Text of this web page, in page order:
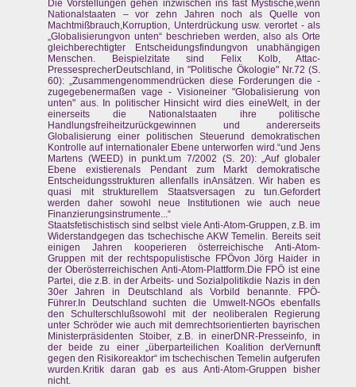
Die Vorstellungen gehen inzwischen ins fast Mystische,wenn
Nationalstaaten – vor zehn Jahren noch als Quelle von
Machtmißbrauch,Korruption, Unterdrückung usw. verortet - als
„Globalisierungvon unten“ beschrieben werden, also als Orte
gleichberechtigter Entscheidungsfindungvon unabhängigen
Menschen. Beispielzitate sind Felix Kolb, Attac-
PressesprecherDeutschland, in "Politische Ökologie" Nr.72 (S.
60): „Zusammengenommendrücken diese Forderungen die -
zugegebenermaßen vage - Visioneiner "Globalisierung von
unten" aus. In politischer Hinsicht wird dies eineWelt, in der
einerseits die Nationalstaaten ihre politische
Handlungsfreiheitzurückgewinnen und andererseits
Globalisierung einer politischen Steuerund demokratischen
Kontrolle auf internationaler Ebene unterworfen wird.“und Jens
Martens (WEED) in punkt.um 7/2002 (S. 20): „Auf globaler
Ebene existierenals Pendant zum Markt demokratische
Entscheidungsstrukturen allenfalls inAnsätzen. Wir haben es
quasi mit strukturellem Staatsversagen zu tun.Gefordert
werden daher sowohl neue Institutionen wie auch neue
Finanzierungsinstrumente...“
Staatsfetischistisch sind selbst viele Anti-Atom-Gruppen, z.B. im
Widerstandgegen das tschechische AKW Temelin. Bereits seit
einigen Jahren kooperieren österreichische Anti-Atom-
Gruppen mit der rechtspopulistische FPÖvon Jörg Haider in
der Oberösterreichischen Anti-Atom-Plattform.Die FPÖ ist eine
Partei, die z.B. in der Arbeits- und Sozialpolitikdie Nazis in den
30er Jahren in Deutschland als Vorbild benannte. FPÖ-
Führer.In Deutschland suchten die Umwelt-NGOs ebenfalls
den Schulterschlußsowohl mit der neoliberalen Regierung
unter Schröder wie auch mit demrechtsorientierten bayrischen
Ministerpräsidenten Stoiber, z.B. in einerDNR-Presseinfo, in
der beide zu einer „überparteilichen Koalition derVernunft
gegen den Risikoreaktor“ im tschechischen Temelin aufgerufen
wurden.Kritik daran gab es aus Anti-Atom-Gruppen bisher
nicht.